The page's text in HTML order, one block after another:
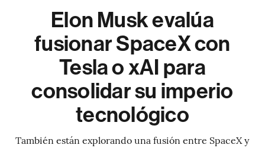
Elon Musk evalúa
fusionar SpaceX con
Tesla o xAI para
consolidar su imperio
tecnológico
También están explorando una fusión entre SpaceX y